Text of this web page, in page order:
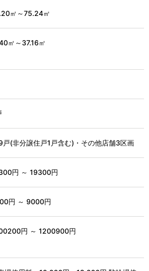
㎡～75.24㎡
㎡～37.16㎡
戸(非分譲住戸1戸含む)・その他店舗3区画
円 ～ 19300円
円 ～ 9000円
円 ～ 1200900円